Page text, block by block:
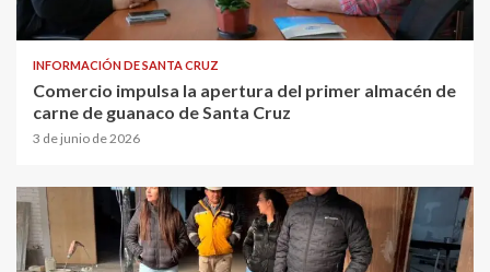
INFORMACIÓN DE SANTA CRUZ
Comercio impulsa la apertura del primer almacén de
carne de guanaco de Santa Cruz
3 de junio de 2026